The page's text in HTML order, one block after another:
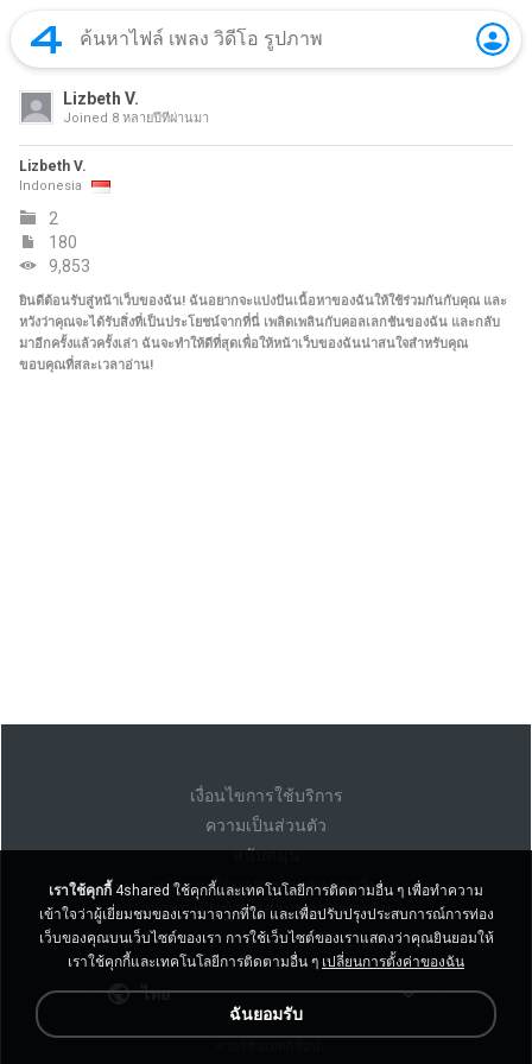
Lizbeth V.
Joined 8 หลายปีที่ผ่านมา
Lizbeth V.
Indonesia
2
180
9,853
ยินดีต้อนรับสู่หน้าเว็บของฉัน! ฉันอยากจะแบ่งปันเนื้อหาของฉันให้ใช้ร่วมกันกับคุณ และ
หวังว่าคุณจะได้รับสิ่งที่เป็นประโยชน์จากที่นี่ เพลิดเพลินกับคอลเลกชันของฉัน และกลับ
มาอีกครั้งแล้วครั้งเล่า ฉันจะทำให้ดีที่สุดเพื่อให้หน้าเว็บของฉันน่าสนใจสำหรับคุณ
ขอบคุณที่สละเวลาอ่าน!
เงื่อนไขการใช้บริการ
ความเป็นส่วนตัว
สนับสนุน
อย่าขายข้อมูลส่วนบุคคลของฉัน
อย่าแบ่งปันข้อมูลส่วนบุคคลของฉัน
ไทย
เราใช้คุกกี้ 4shared ใช้คุกกี้และเทคโนโลยีการติดตามอื่น ๆ เพื่อทำความ
เข้าใจว่าผู้เยี่ยมชมของเรามาจากที่ใด และเพื่อปรับปรุงประสบการณ์การท่อง
เว็บของคุณบนเว็บไซต์ของเรา การใช้เว็บไซต์ของเราแสดงว่าคุณยินยอมให้
เราใช้คุกกี้และเทคโนโลยีการติดตามอื่น ๆ เปลี่ยนการตั้งค่าของฉัน
ฉันยอมรับ